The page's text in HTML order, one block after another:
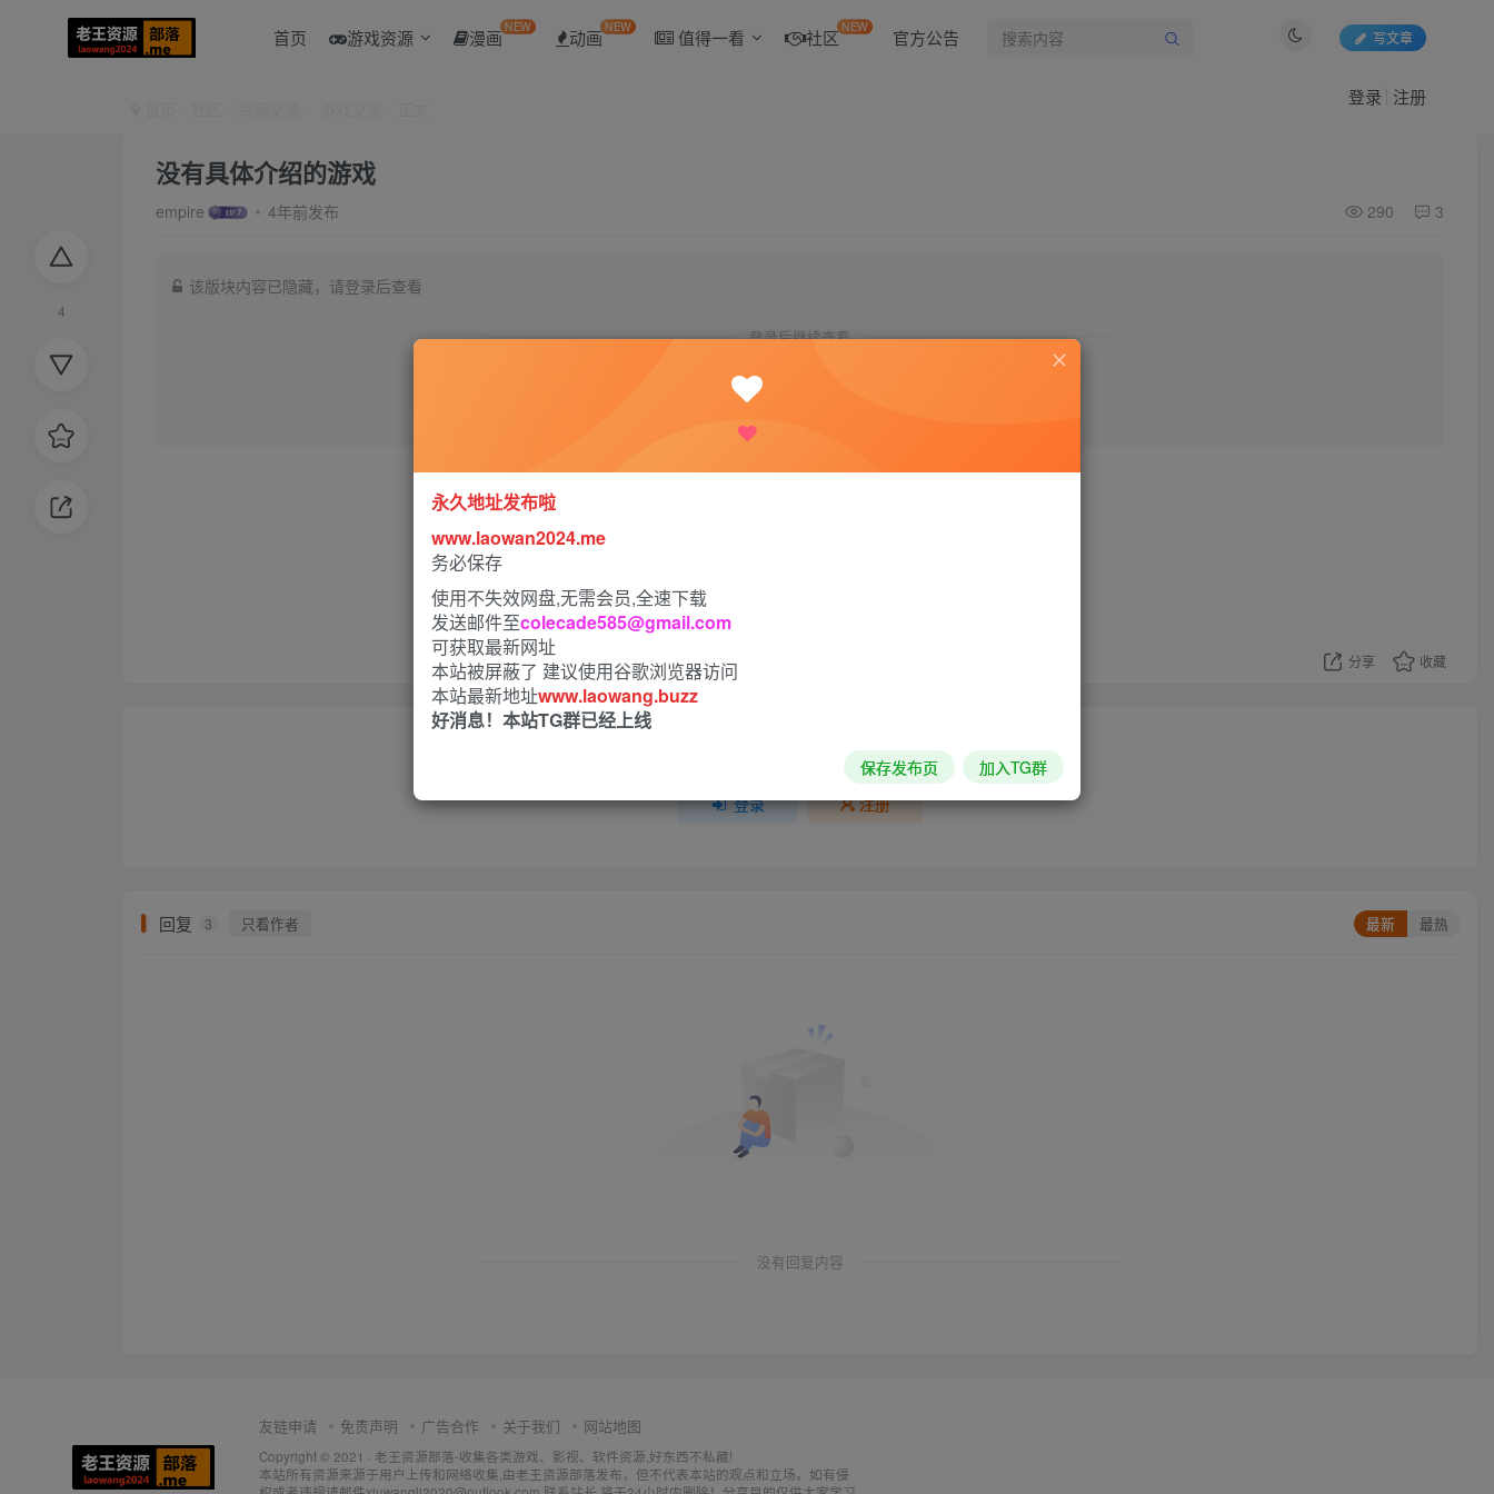
首页 游戏资源 漫画NEW 动画 NEW 值得一看 社区NEW 官方公告 写文章
登录 注册
4
没有具体介绍的游戏
empire 4年前发布 290 3
该版块内容已隐藏，请登录后查看
登录后继续查看
登录
分享 收藏
请登录后发表评论
登录 注册
回复 3 只看作者 最新 最热
没有回复内容
友链申请 免责声明 广告合作 关于我们 网站地图
Copyright © 2021 · 老王资源部落-收集各类游戏、影视、软件资源,好东西不私藏!
本站所有资源来源于用户上传和网络收集,由老王资源部落发布，但不代表本站的观点和立场。如有侵
永久地址发布啦
www.laowan2024.me
务必保存
使用不失效网盘,无需会员,全速下载
发送邮件至colecade585@gmail.com
可获取最新网址
本站被屏蔽了 建议使用谷歌浏览器访问
本站最新地址www.laowang.buzz
好消息！本站TG群已经上线
保存发布页 加入TG群